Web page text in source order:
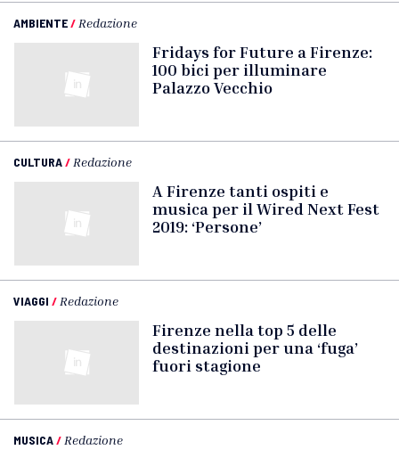
AMBIENTE/ Redazione
Fridays for Future a Firenze:
100 bici per illuminare
Palazzo Vecchio
CULTURA/ Redazione
A Firenze tanti ospiti e
musica per il Wired Next Fest
2019: ‘Persone’
VIAGGI / Redazione
Firenze nella top 5 delle
destinazioni per una ‘fuga’
fuori stagione
MUSICA/ Redazione